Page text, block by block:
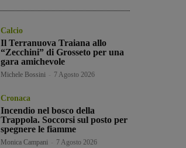
Calcio
Il Terranuova Traiana allo
“Zecchini” di Grosseto per una
gara amichevole
Michele Bossini 7 Agosto 2026
Cronaca
Incendio nel bosco della
Trappola. Soccorsi sul posto per
spegnere le fiamme
Monica Campani 7 Agosto 2026